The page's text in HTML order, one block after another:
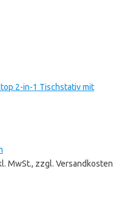
2-in-1 Tischstativ mit
MwSt., zzgl. Versandkosten